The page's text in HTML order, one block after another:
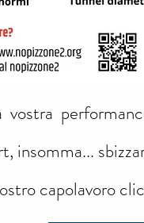
insomma...
capolavoro